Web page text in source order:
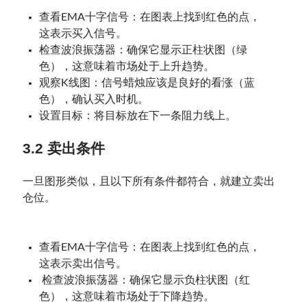
查看EMA十字信号：在图表上找到红色的点，
这表示买入信号。
检查波浪振荡器：确保它显示正柱状图（绿
色），这意味着市场处于上升趋势。
观察K线图：信号蜡烛应该是良好的看涨（蓝
色），确认买入时机。
设置目标：将目标放在下一条阻力线上。
3.2 卖出条件
一旦图形类似，且以下所有条件都符合，就建立卖出
仓位。
查看EMA十字信号：在图表上找到红色的点，
这表示卖出信号。
检查波浪振荡器：确保它显示负柱状图（红
色），这意味着市场处于下降趋势。